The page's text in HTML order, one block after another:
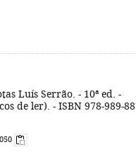
Luís Serrão. - 10ª ed. -
de ler). - ISBN 978-989-